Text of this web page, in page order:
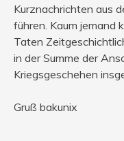
Kurznachrichten aus
führen. Kaum jemand
Taten
in der Summe der
Kriegsgeschehen
Gruß bakunix